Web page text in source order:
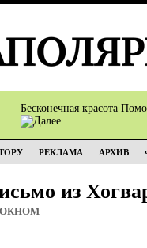
Бесконечная красота
РЕКЛАМА АРХИВ
из
ОКНОМ